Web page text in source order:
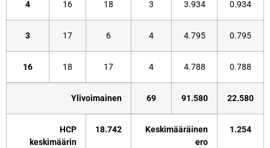
4 16 18 3 3.934 0.934
3 17 6 4 4.795 0.795
16 18 17 4 4.788 0.788
Ylivoimainen 69 91.580 22.580
HCP
keskimäärin
18.742
Keskimääräinen
ero
1.254